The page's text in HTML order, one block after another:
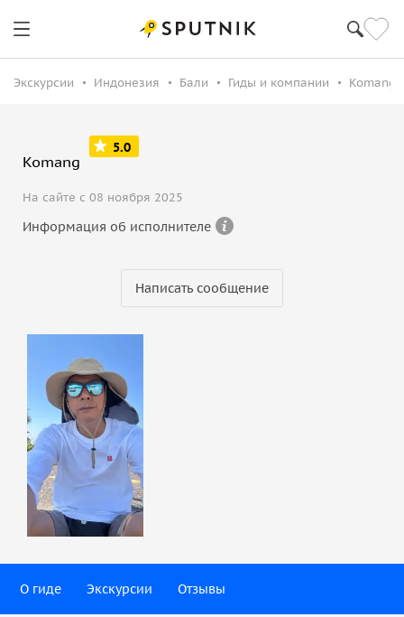
Экскурсии Индонезия Бали Гиды и компании Komang
Komang
5.0
На сайте с 08 ноября 2025
Информация об исполнителе
Написать сообщение
О гиде Экскурсии Отзывы